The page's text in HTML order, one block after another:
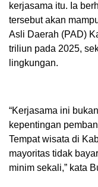
kerjasama itu. Ia
tersebut akan
Asli Daerah (PAD)
triliun pada 2025,
lingkungan.
“Kerjasama ini
kepentingan
Tempat wisata di
mayoritas tidak
minim sekali,” kata